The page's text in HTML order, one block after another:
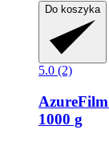
Do koszyka
5.0 (2)
AzureFilm
1000 g